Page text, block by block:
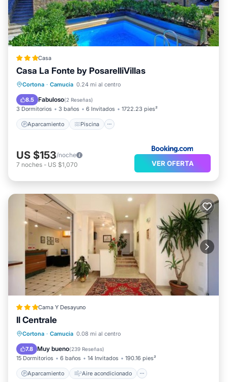
Casa
Casa La Fonte by PosarelliVillas
Cortona · Camucia 0.24 mi al centro
8.5 Fabuloso(2 Reseñas)
3 Dormitorios 3 baños 6 Invitados 1722.23 pies²
Aparcamiento Piscina
Aparcamiento Piscina
Aire acondicionado
US $153/noche
7 noches - US $1,070 VER OFERTA
Cama Y Desayuno
Il Centrale
Cortona · Camucia 0.08 mi al centro
7.8 Muy bueno(239 Reseñas)
15 Dormitorios 6 baños 14 Invitados 190.16 pies²
Aparcamiento Aire acondicionado
Aparcamiento
Aire acondicionado
Internet
Apto para niños